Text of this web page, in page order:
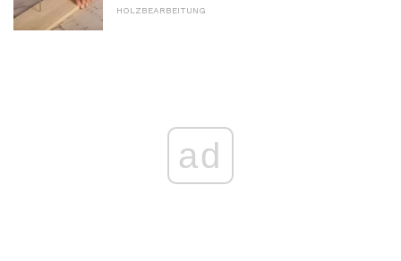
HOLZBEARBEITUNG
ad